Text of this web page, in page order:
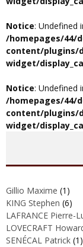
Notice: Undefined
/homepages/44/
content/plugins/
widget/
Notice: Undefined
/homepages/44/
content/plugins/
widget/
Gillio Maxime (1)
KING Stephen (6)
LAFRANCE Pierre-
LOVECRAFT
SENÉCAL Patrick (1)